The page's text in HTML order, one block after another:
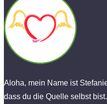
Aloha, mein Name ist
dass du die Quelle selbst